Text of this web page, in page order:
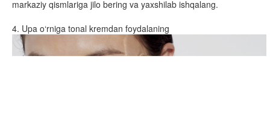
markaziy qismlariga jilo bering va yaxshilab ishqalang.
4. Upa o‘rniga tonal kremdan foydalaning